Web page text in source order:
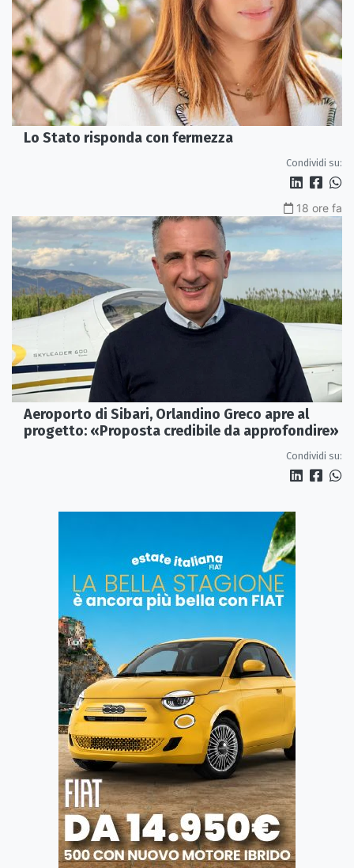
Lo Stato risponda con fermezza
Condividi su:
18 ore fa
Aeroporto di Sibari, Orlandino Greco apre al
progetto: «Proposta credibile da approfondire»
Condividi su: